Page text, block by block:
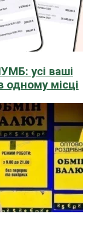
усі ваші
одному місці